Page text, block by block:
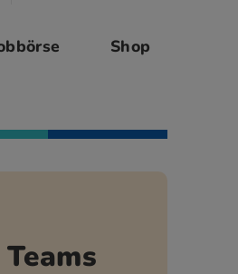
Shop